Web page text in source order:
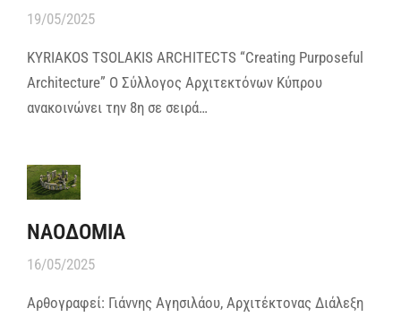
19/05/2025
KYRIAKOS TSOLAKIS ARCHITECTS “Creating Purposeful
Architecture” Ο Σύλλογος Αρχιτεκτόνων Κύπρου
ανακοινώνει την 8η σε σειρά…
ΝΑΟΔΟΜΙΑ
16/05/2025
Αρθογραφεί: Γιάννης Αγησιλάου, Αρχιτέκτονας Διάλεξη